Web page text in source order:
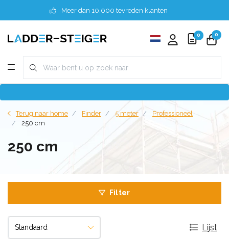
Meer dan 10.000 tevreden klanten
0 0
Terug naar home Finder 5 meter
Professioneel
250 cm
250 cm
Filter
Lijst